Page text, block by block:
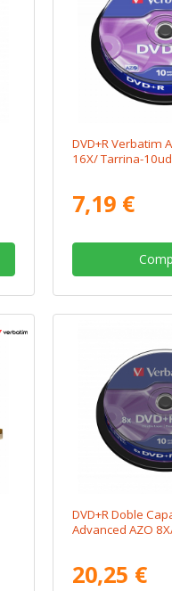
DVD+R Verbatim
16X/ Tarrina-
7,19 €
DVD+R Doble
Advanced AZO
20,25 €